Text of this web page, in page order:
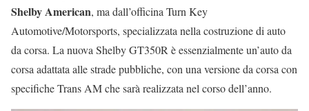
Shelby American, ma dall’officina Turn Key
Automotive/Motorsports, specializzata nella costruzione di auto
da corsa. La nuova Shelby GT350R è essenzialmente un’auto da
corsa adattata alle strade pubbliche, con una versione da corsa con
specifiche Trans AM che sarà realizzata nel corso dell’anno.